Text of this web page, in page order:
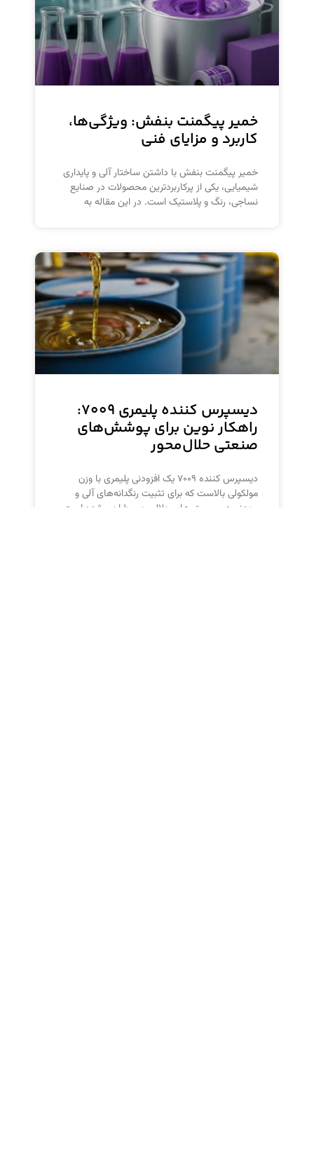
خمیر پیگمنت بنفش: ویژگی‌ها،
کاربرد و مزایای فنی
خمیر پیگمنت بنفش با داشتن ساختار آلی و پایداری
شیمیایی، یکی از پرکاربردترین محصولات در صنایع
نساجی، رنگ و پلاستیک است. در این مقاله به
دیسپرس کننده پلیمری ۷۰۰۹:
راهکار نوین برای پوشش‌های
صنعتی حلال‌محور
دیسپرس کننده ۷۰۰۹ یک افزودنی پلیمری با وزن
مولکولی بالاست که برای تثبیت رنگدانه‌های آلی و
معدنی در سیستم‌های حلال‌محور طراحی شده است.